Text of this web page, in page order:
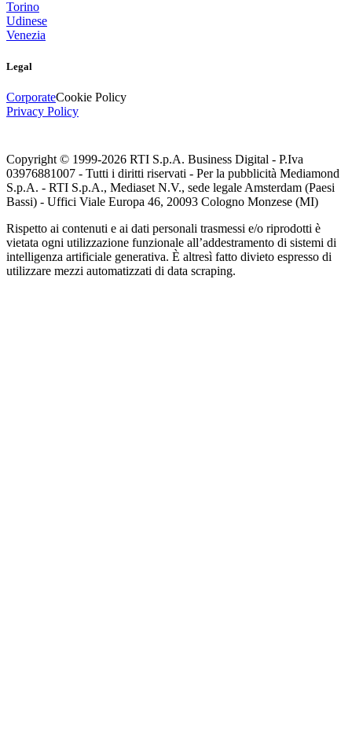
Torino
Udinese
Venezia
Legal
CorporateCookie Policy
Privacy Policy
Copyright © 1999-2026 RTI S.p.A. Business Digital - P.Iva
03976881007 - Tutti i diritti riservati - Per la pubblicità Mediamond
S.p.A. - RTI S.p.A., Mediaset N.V., sede legale Amsterdam (Paesi
Bassi) - Uffici Viale Europa 46, 20093 Cologno Monzese (MI)
Rispetto ai contenuti e ai dati personali trasmessi e/o riprodotti è
vietata ogni utilizzazione funzionale all’addestramento di sistemi di
intelligenza artificiale generativa. È altresì fatto divieto espresso di
utilizzare mezzi automatizzati di data scraping.